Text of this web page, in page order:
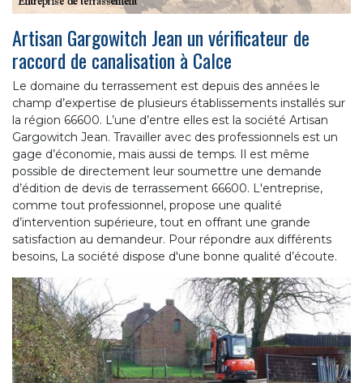
Artisan Gargowitch Jean un vérificateur de
raccord de canalisation à Calce
Le domaine du terrassement est depuis des années le
champ d’expertise de plusieurs établissements installés sur
la région 66600. L’une d’entre elles est la société Artisan
Gargowitch Jean. Travailler avec des professionnels est un
gage d’économie, mais aussi de temps. Il est même
possible de directement leur soumettre une demande
d’édition de devis de terrassement 66600. L'entreprise,
comme tout professionnel, propose une qualité
d’intervention supérieure, tout en offrant une grande
satisfaction au demandeur. Pour répondre aux différents
besoins, La société dispose d'une bonne qualité d’écoute.